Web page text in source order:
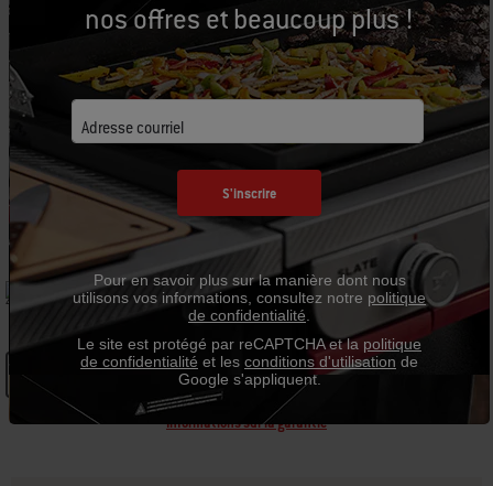
Panier pour barbecue
Rôtissoire
189,99 $ CA
3400249
Lampe Grill ’n Go
69,99 $ CA
GRILL SPECIFICATIONS
42,80“ H 30,00“ L
See Details
Informations sur la garantie
nos offres et beaucoup plus !
Adresse courriel
S'inscrire
Pour en savoir plus sur la manière dont nous
utilisons vos informations, consultez notre politique
de confidentialité
Le site est protégé par reCAPTCHA et la politique
de confidentialité et les conditions d'utilisation de
Google s'appliquent.